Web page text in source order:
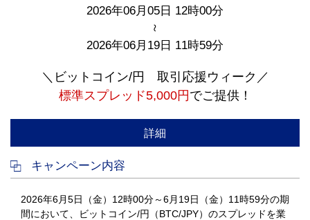
2026年06月05日 12時00分
～
2026年06月19日 11時59分
＼ビットコイン/円 取引応援ウィーク／
標準スプレッド5,000円でご提供！
詳細
キャンペーン内容
2026年6月5日（金）12時00分～6月19日（金）11時59分の期
間において、ビットコイン/円（BTC/JPY）のスプレッドを業